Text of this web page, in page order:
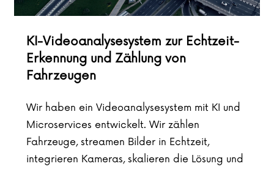
KI-Videoanalysesystem zur Echtzeit-
Erkennung und Zählung von
Fahrzeugen
Wir haben ein Videoanalysesystem mit KI und
Microservices entwickelt. Wir zählen
Fahrzeuge, streamen Bilder in Echtzeit,
integrieren Kameras, skalieren die Lösung und